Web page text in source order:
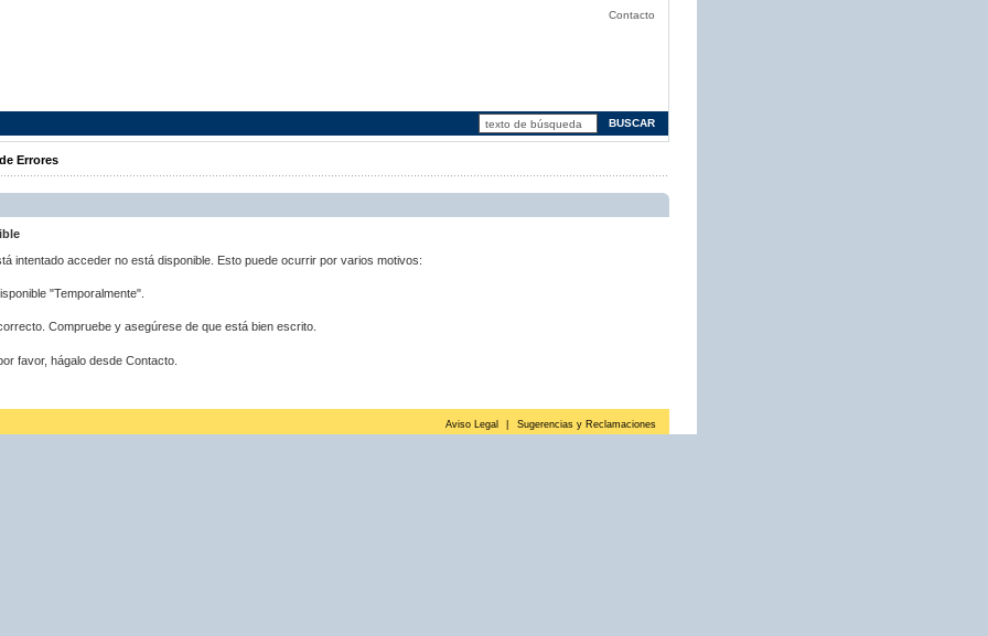
Contacto
Errores
intentado acceder no está disponible. Esto puede ocurrir por varios motivos:
"Temporalmente".
Compruebe y asegúrese de que está bien escrito.
favor, hágalo desde Contacto.
Aviso Legal Sugerencias y Reclamaciones